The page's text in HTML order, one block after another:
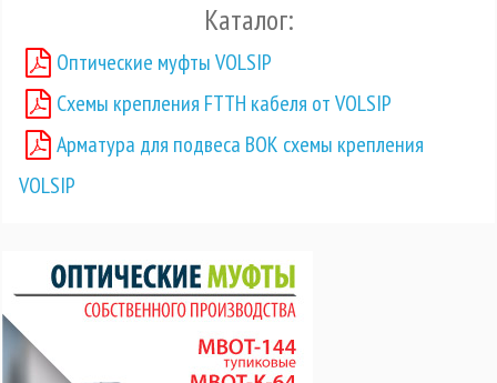
Каталог:
Оптические муфты VOLSIP
Схемы крепления FTTH кабеля от VOLSIP
Арматура для подвеса ВОК схемы крепления
VOLSIP